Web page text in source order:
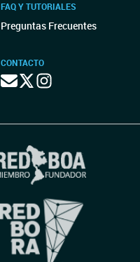
FAQ Y TUTORIALES
Preguntas Frecuentes
CONTACTO